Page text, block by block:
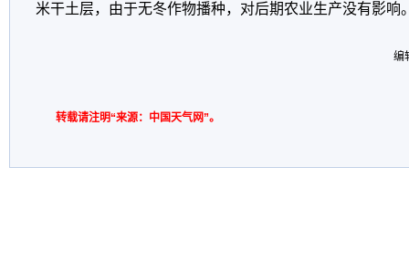
米干土层，由于无冬作物播种，对后期农业生产没有影响
编
转载请注明“来源：中国天气网”。